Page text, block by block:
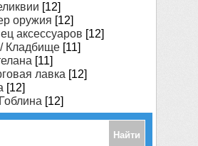
[12]
оружия [12]
аксессуаров [12]
Кладбище [11]
[11]
лавка [12]
[12]
[12]